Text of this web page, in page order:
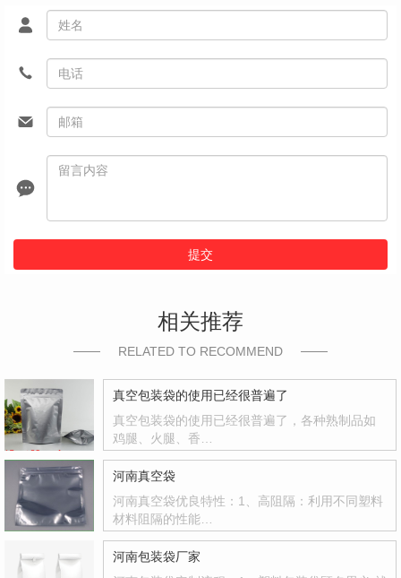
提交
相关推荐
RELATED TO RECOMMEND
真空包装袋的使用已经很普遍了
真空包装袋的使用已经很普遍了，各种熟制品如
鸡腿、火腿、香…
河南真空袋
河南真空袋优良特性：1、高阻隔：利用不同塑料
材料阻隔的性能…
河南包装袋厂家